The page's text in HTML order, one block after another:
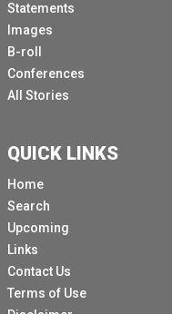
Statements
Images
B-roll
Conferences
All Stories
QUICK LINKS
Home
Search
Upcoming
Links
Contact Us
Terms of Use